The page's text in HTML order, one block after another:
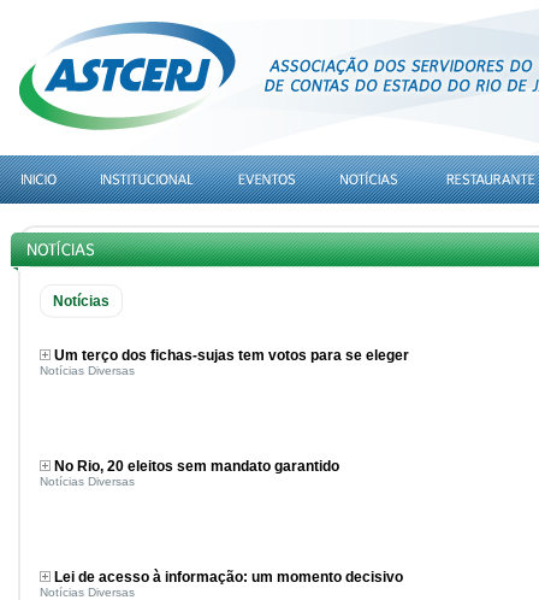
Notícias
Um terço dos fichas-sujas tem votos para se eleger
Notícias Diversas
No Rio, 20 eleitos sem mandato garantido
Notícias Diversas
Lei de acesso à informação: um momento decisivo
Notícias Diversas